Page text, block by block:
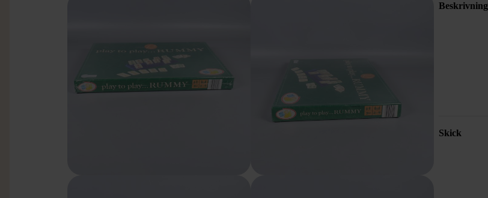
Beskrivning
Skick